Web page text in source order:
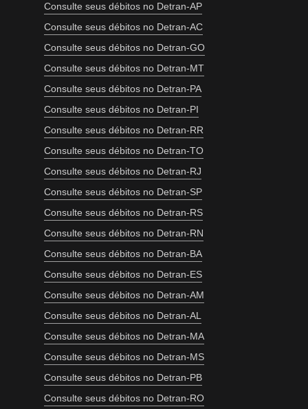
Consulte seus débitos no Detran-AP
Consulte seus débitos no Detran-AC
Consulte seus débitos no Detran-GO
Consulte seus débitos no Detran-MT
Consulte seus débitos no Detran-PA
Consulte seus débitos no Detran-PI
Consulte seus débitos no Detran-RR
Consulte seus débitos no Detran-TO
Consulte seus débitos no Detran-RJ
Consulte seus débitos no Detran-SP
Consulte seus débitos no Detran-RS
Consulte seus débitos no Detran-RN
Consulte seus débitos no Detran-BA
Consulte seus débitos no Detran-ES
Consulte seus débitos no Detran-AM
Consulte seus débitos no Detran-AL
Consulte seus débitos no Detran-MA
Consulte seus débitos no Detran-MS
Consulte seus débitos no Detran-PB
Consulte seus débitos no Detran-RO